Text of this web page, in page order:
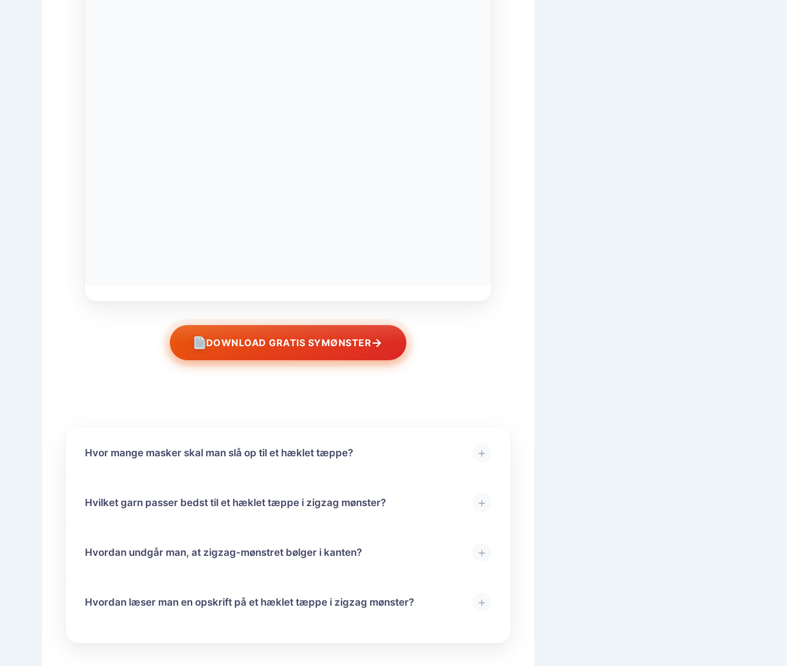
DOWNLOAD GRATIS SYMØNSTER→
Hvor mange masker skal man slå op til et hæklet tæppe? +
Hvilket garn passer bedst til et hæklet tæppe i zigzag mønster? +
Hvordan undgår man, at zigzag-mønstret bølger i kanten? +
Hvordan læser man en opskrift på et hæklet tæppe i zigzag mønster? +